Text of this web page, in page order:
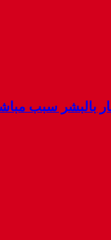
بالبشر سبب